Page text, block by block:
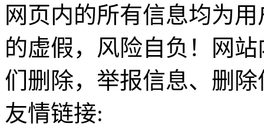
网页内的所有信息均为
的虚假，风险自负！网
们删除，举报信息、删
友情链接: